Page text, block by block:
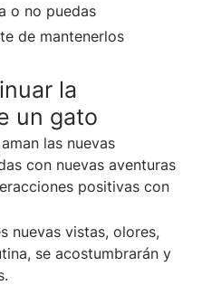
o no puedas
de mantenerlos
la
un gato
las nuevas
con nuevas aventuras
positivas con
nuevas vistas, olores,
se acostumbrarán y